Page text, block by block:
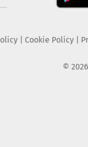
| Cookie Policy|
© 2026